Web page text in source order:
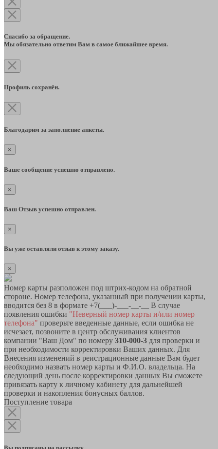
Спасибо за обращение.
Мы обязательно ответим Вам в самое ближайшее время.
Профиль сохранён.
Благодарим за заполнение анкеты.
×
Ваше сообщение успешно отправлено.
×
Ваш Отзыв успешно отправлен.
×
Вы уже оставляли отзыв к этому заказу.
×
Номер карты разположен под штрих-кодом на обратной
стороне. Номер телефона, указанный при получении карты,
вводится без 8 в формате +7(___)-___-__-__ В случае
появления ошибки "Неверный номер карты и/или номер
телефона" проверьте введенные данные, если ошибка не
исчезает, позвоните в центр обслуживания клиентов
компании "Ваш Дом" по номеру 310-000-3 для проверки и
при необходимости корректировки Ваших данных. Для
Внесения изменений в реистрационные данные Вам будет
необходимо назвать номер карты и Ф.И.О. владельца. На
следующий день после корректировки данных Вы сможете
привязать карту к личному кабинету для дальнейшей
проверки и накопления бонусных баллов.
Поступление товара